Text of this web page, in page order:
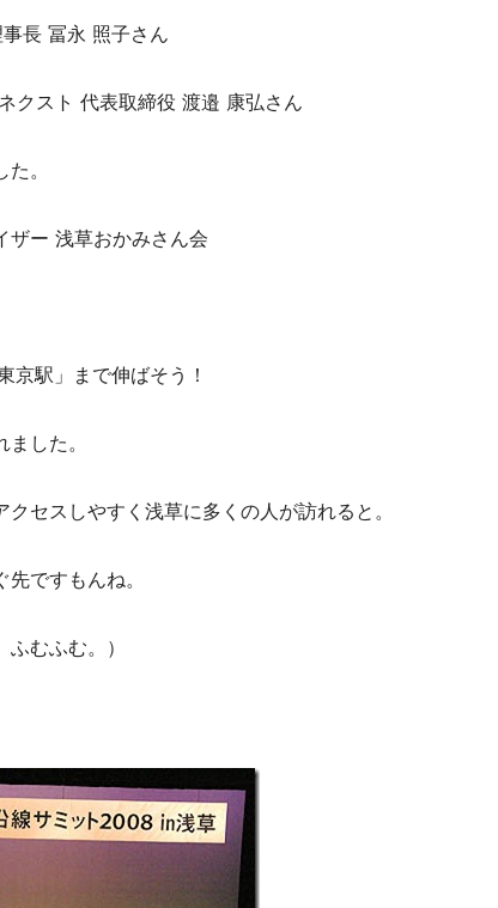
長 冨永 照子さん
クスト 代表取締役 渡邉 康弘さん
。
ザー 浅草おかみさん会
京駅」まで伸ばそう！
した。
セスしやすく浅草に多くの人が訪れると。
ですもんね。
むふむ。）